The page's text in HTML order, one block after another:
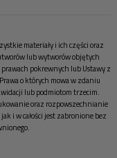
materiały i ich części oraz
lub wytworów objętych
pokrewnych lub Ustawy z
o których mowa w zdaniu
lub podmiotom trzecim.
oraz rozpowszechnianie
i w całości jest zabronione bez